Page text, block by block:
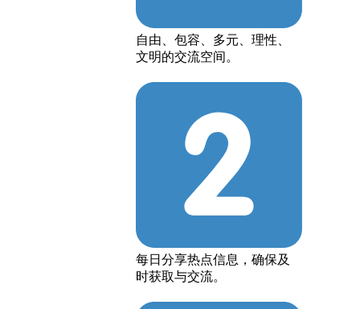
自由、包容、多元、理性、
文明的交流空间。
每日分享热点信息，确保及
时获取与交流。